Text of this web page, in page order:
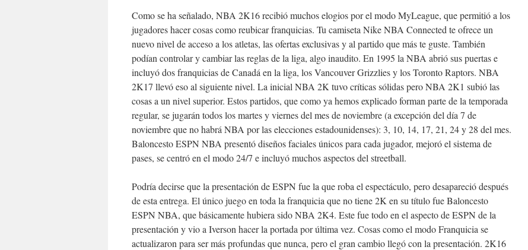
Como se ha señalado, NBA 2K16 recibió muchos elogios por el modo MyLeague, que permitió a los
jugadores hacer cosas como reubicar franquicias. Tu camiseta Nike NBA Connected te ofrece un
nuevo nivel de acceso a los atletas, las ofertas exclusivas y al partido que más te guste. También
podían controlar y cambiar las reglas de la liga, algo inaudito. En 1995 la NBA abrió sus puertas e
incluyó dos franquicias de Canadá en la liga, los Vancouver Grizzlies y los Toronto Raptors. NBA
2K17 llevó eso al siguiente nivel. La inicial NBA 2K tuvo críticas sólidas pero NBA 2K1 subió las
cosas a un nivel superior. Estos partidos, que como ya hemos explicado forman parte de la temporada
regular, se jugarán todos los martes y viernes del mes de noviembre (a excepción del día 7 de
noviembre que no habrá NBA por las elecciones estadounidenses): 3, 10, 14, 17, 21, 24 y 28 del mes.
Baloncesto ESPN NBA presentó diseños faciales únicos para cada jugador, mejoró el sistema de
pases, se centró en el modo 24/7 e incluyó muchos aspectos del streetball.
Podría decirse que la presentación de ESPN fue la que roba el espectáculo, pero desapareció después
de esta entrega. El único juego en toda la franquicia que no tiene 2K en su título fue Baloncesto
ESPN NBA, que básicamente hubiera sido NBA 2K4. Este fue todo en el aspecto de ESPN de la
presentación y vio a Iverson hacer la portada por última vez. Cosas como el modo Franquicia se
actualizaron para ser más profundas que nunca, pero el gran cambio llegó con la presentación. 2K16